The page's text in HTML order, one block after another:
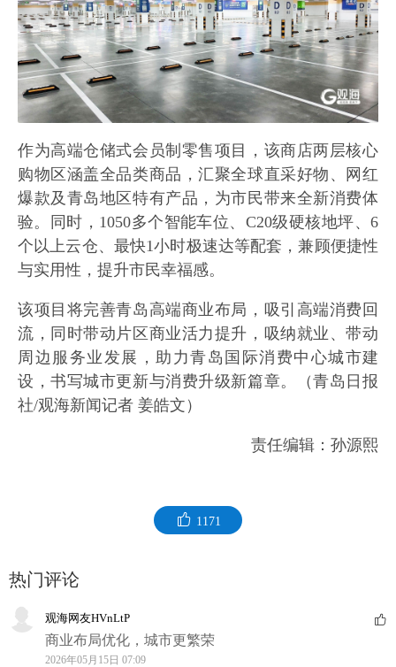
作为高端仓储式会员制零售项目，该商店两层核心
购物区涵盖全品类商品，汇聚全球直采好物、网红
爆款及青岛地区特有产品，为市民带来全新消费体
验。同时，1050多个智能车位、C20级硬核地坪、6
个以上云仓、最快1小时极速达等配套，兼顾便捷性
与实用性，提升市民幸福感。
该项目将完善青岛高端商业布局，吸引高端消费回
流，同时带动片区商业活力提升，吸纳就业、带动
周边服务业发展，助力青岛国际消费中心城市建
设，书写城市更新与消费升级新篇章。（青岛日报
社/观海新闻记者 姜皓文）
责任编辑：孙源熙
1171
热门评论
观海网友HVnLtP
商业布局优化，城市更繁荣
2026年05月15日 07:09